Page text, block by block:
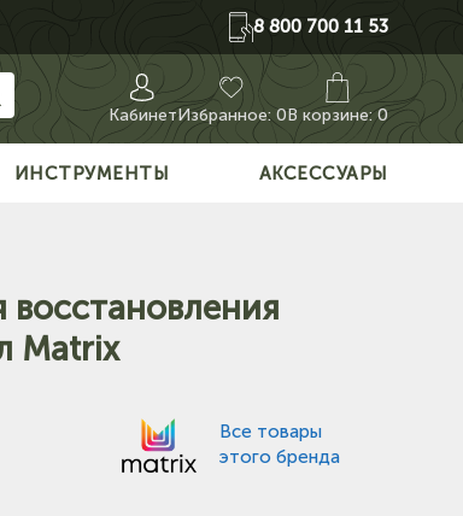
8 800 700 11 53
КабинетИзбранное:0В корзине: 0
ИНСТРУМЕНТЫ АКСЕССУАРЫ
Matrix
Все товары
этого бренда